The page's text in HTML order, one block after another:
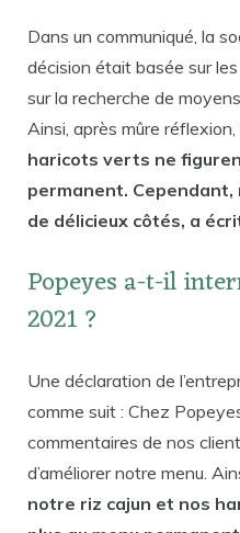
Dans un communiqué, la
décision était basée sur
sur la recherche de
Ainsi, après mûre réflexion,
haricots verts ne
permanent. Cependant,
de délicieux côtés, a
Popeyes a-t-il
2021 ?
Une déclaration de
comme suit : Chez
commentaires de nos
d’améliorer notre menu.
notre riz cajun et nos